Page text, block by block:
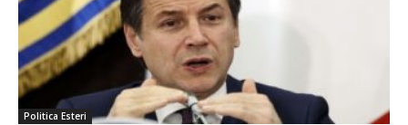
Politica Esteri